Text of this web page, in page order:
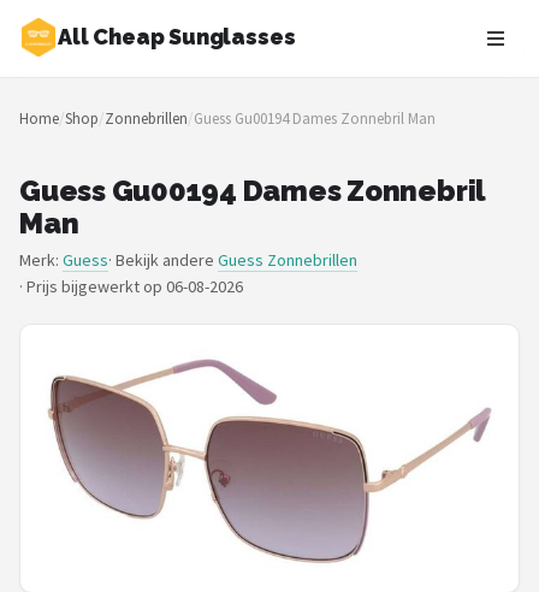
All Cheap Sunglasses
Zoeken
NAVIGATIE
Merken
Blog
Baby zonnebrillen
Shop
POPULAIRE MERKEN
Home/Shop/Zonnebrillen/Guess Gu00194 Dames Zonnebril Man
Guess Gu00194 Dames Zonnebril
Man
Merk: Guess· Bekijk andere Guess Zonnebrillen
· Prijs bijgewerkt op 06-08-2026